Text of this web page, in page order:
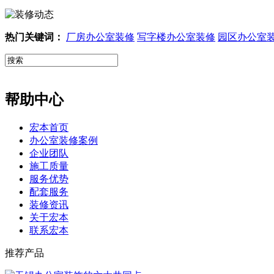
热门关键词： 厂房办公室装修 写字楼办公室装修 园区办公室
帮助中心
宏本首页
办公室装修案例
企业团队
施工质量
服务优势
配套服务
装修资讯
关于宏本
联系宏本
推荐产品